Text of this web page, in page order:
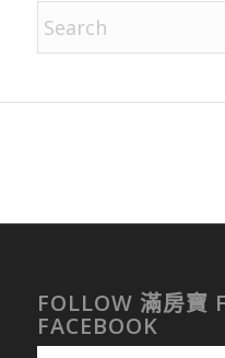
FOLLOW 滿房寶
FACEBOOK